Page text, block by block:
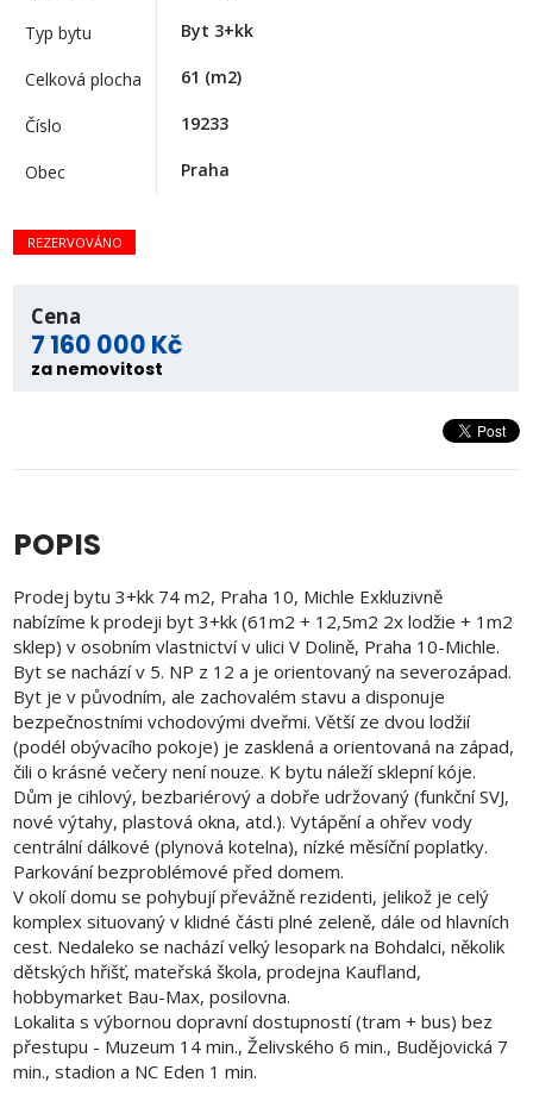
Typ bytu Byt 3+kk
Celková plocha 61 (m2)
Číslo 19233
Obec Praha
REZERVOVÁNO
Cena
7 160 000 Kč
za nemovitost
POPIS
Prodej bytu 3+kk 74 m2, Praha 10, Michle Exkluzivně
nabízíme k prodeji byt 3+kk (61m2 + 12,5m2 2x lodžie + 1m2
sklep) v osobním vlastnictví v ulici V Dolině, Praha 10-Michle.
Byt se nachází v 5. NP z 12 a je orientovaný na severozápad.
Byt je v původním, ale zachovalém stavu a disponuje
bezpečnostními vchodovými dveřmi. Větší ze dvou lodžií
(podél obývacího pokoje) je zasklená a orientovaná na západ,
čili o krásné večery není nouze. K bytu náleží sklepní kóje.
Dům je cihlový, bezbariérový a dobře udržovaný (funkční SVJ,
nové výtahy, plastová okna, atd.). Vytápění a ohřev vody
centrální dálkové (plynová kotelna), nízké měsíční poplatky.
Parkování bezproblémové před domem.
V okolí domu se pohybují převážně rezidenti, jelikož je celý
komplex situovaný v klidné části plné zeleně, dále od hlavních
cest. Nedaleko se nachází velký lesopark na Bohdalci, několik
dětských hřišť, mateřská škola, prodejna Kaufland,
hobbymarket Bau-Max, posilovna.
Lokalita s výbornou dopravní dostupností (tram + bus) bez
přestupu - Muzeum 14 min., Želivského 6 min., Budějovická 7
min., stadion a NC Eden 1 min.